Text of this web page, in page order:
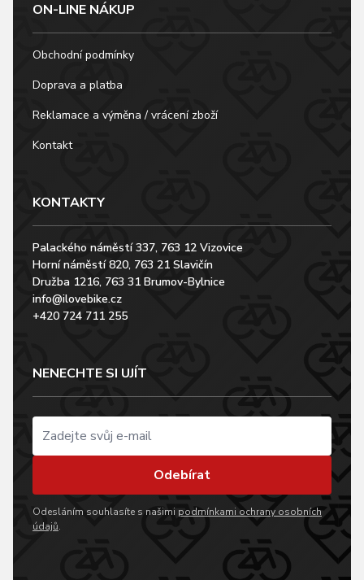
ON-LINE NÁKUP
Obchodní podmínky
Doprava a platba
Reklamace a výměna / vrácení zboží
Kontakt
KONTAKTY
Palackého náměstí 337, 763 12 Vizovice
Horní náměstí 820, 763 21 Slavičín
Družba 1216, 763 31 Brumov-Bylnice
info@ilovebike.cz
+420 724 711 255
NENECHTE SI UJÍT
Odebírat
Odesláním souhlasíte s našimi podmínkami ochrany osobních
údajů.